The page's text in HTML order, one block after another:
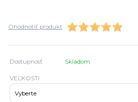
Ohodnotiť produkt
Dostupnosť Skladom
VEĽKOSTI